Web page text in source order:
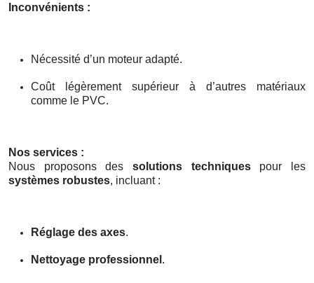
Inconvénients :
Nécessité d’un moteur adapté.
Coût légèrement supérieur à d’autres matériaux
comme le PVC.
Nos services :
Nous proposons des solutions techniquespour les
systèmes robustes, incluant :
Réglage des axes.
Nettoyage professionnel .